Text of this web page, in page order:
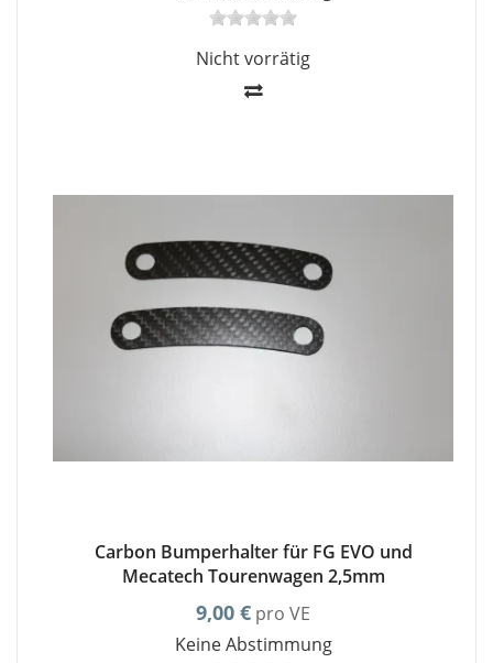
Nicht vorrätig
Carbon Bumperhalter für FG EVO und
Mecatech Tourenwagen 2,5mm
9,00 € pro VE
Keine Abstimmung